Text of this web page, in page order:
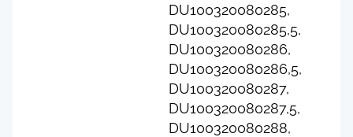
DU100320080285,
DU100320080285,5,
DU100320080286,
DU100320080286,5,
DU100320080287,
DU100320080287,5,
DU100320080288,